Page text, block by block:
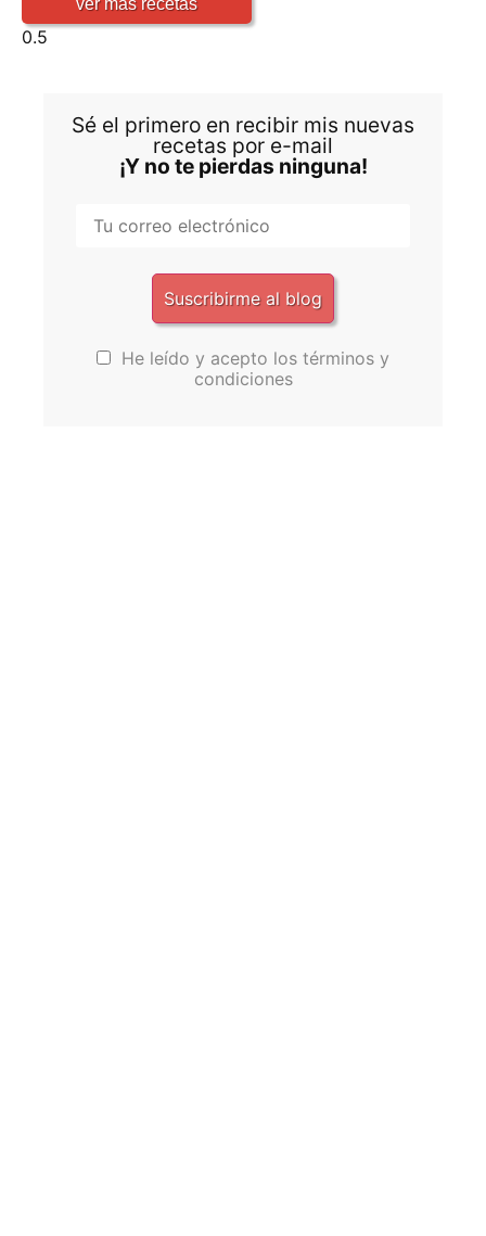
ver más recetas
Sé el primero en recibir mis nuevas
recetas por e-mail
¡Y no te pierdas ninguna!
He leído y acepto los términos y
condiciones